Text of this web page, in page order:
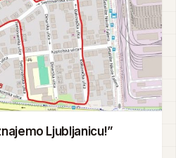
Ljubljanicu!”